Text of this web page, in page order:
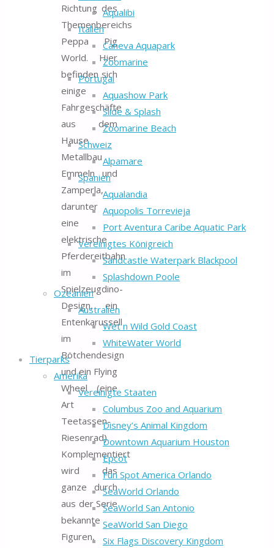
Aqualibi
Italien
Caneva Aquapark
Zoomarine
Portugal
Aquashow Park
Slide & Splash
Zoomarine Beach
Schweiz
Alpamare
Spanien
Aqualandia
Aquopolis Torrevieja
Port Aventura Caribe Aquatic Park
Vereinigtes Königreich
Sandcastle Waterpark Blackpool
Splashdown Poole
Ozeanien
Australien
Wet n Wild Gold Coast
WhiteWater World
Tierparks
Amerika
Vereinigte Staaten
Columbus Zoo and Aquarium
Disney’s Animal Kingdom
Downtown Aquarium Houston
Epcot
Fun Spot America Orlando
SeaWorld Orlando
SeaWorld San Antonio
SeaWorld San Diego
Six Flags Discovery Kingdom
Richtung des
Themenbereichs
Peppa Pig
World. Hier
befinden sich
einige
Fahrgeschäfte
aus dem
Hause
Metallbau
Emmeln und
Zamperla,
darunter
eine
elektrische
Pferdereitbahn
im
Spielzeugdino-
Design, ein
Entenkarussell
im
Bötchendesign
und ein Flying
Wheel (eine
Art
Teetassen-
Riesenrad).
Komplementiert
wird das
ganze durch
aus der Serie
bekannte
Figuren,